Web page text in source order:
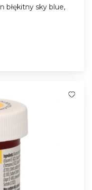
błękitny sky blue,